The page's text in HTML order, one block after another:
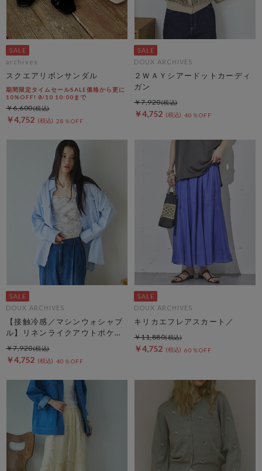
archives
スクエアリボンサンダル
期間限定タイムセールSALE価格から更に
10%OFF! 8/10 10:00まで
￥4,752 28％OFF
￥6,600
DOUX ARCHIVES
２ＷＡＹシアードットカーディ
ガン
￥4,752 40％OFF
￥7,920
DOUX ARCHIVES
【接触冷感／マシンウォシャブ
ル】リネンライクアウトポケッ
トシャツ
￥4,752 40％OFF
￥7,920
DOUX ARCHIVES
キリカエフレアスカート／
￥4,752 60％OFF
￥11,880